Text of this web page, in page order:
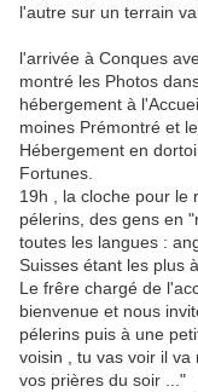
l'autre sur un terrain
l'arrivée à Conques
montré les Photos
hébergement à
moines Prémontré et
Hébergement en
Fortunes.
19h , la cloche pour le
pélerins, des gens en
toutes les langues :
Suisses étant les plus
Le frêre chargé de
bienvenue et nous
pélerins puis à une
voisin , tu vas voir il
vos prières du soir ..."